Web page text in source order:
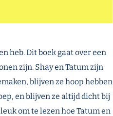
heb. Dit boek gaat over een
zijn. Shay en Tatum zijn
blijven ze hoop hebben
en blijven ze altijd dicht bij
om te lezen hoe Tatum en